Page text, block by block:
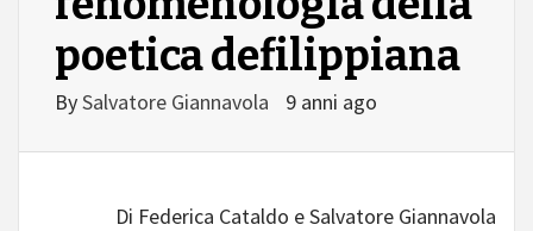
poetica defilippiana
BySalvatore Giannavola 9 anni ago
Di Federica Cataldo e Salvatore Giannavola